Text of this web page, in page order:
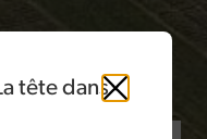
Fermer
tête dans